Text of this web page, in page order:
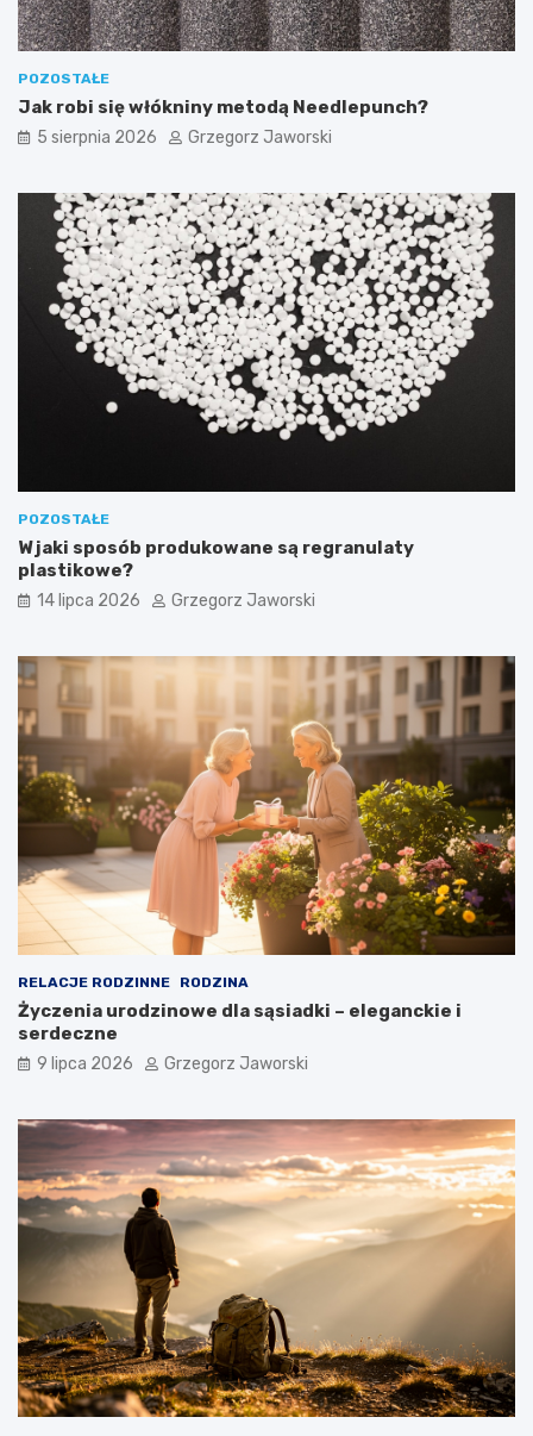
POZOSTAŁE
Jak robi się włókniny metodą Needlepunch?
5 sierpnia 2026 Grzegorz Jaworski
POZOSTAŁE
W jaki sposób produkowane są regranulaty
plastikowe?
14 lipca 2026 Grzegorz Jaworski
RELACJE RODZINNE RODZINA
Życzenia urodzinowe dla sąsiadki – eleganckie i
serdeczne
9 lipca 2026 Grzegorz Jaworski